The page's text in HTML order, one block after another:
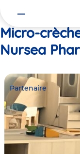
Micro-
Nursea
Partenaire